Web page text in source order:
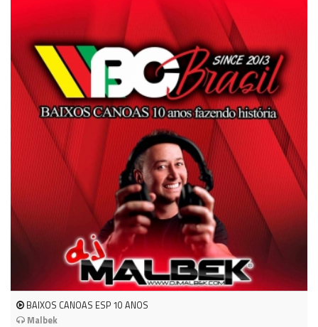
BAIXOS CANOAS ESP 10 ANOS
Malbek